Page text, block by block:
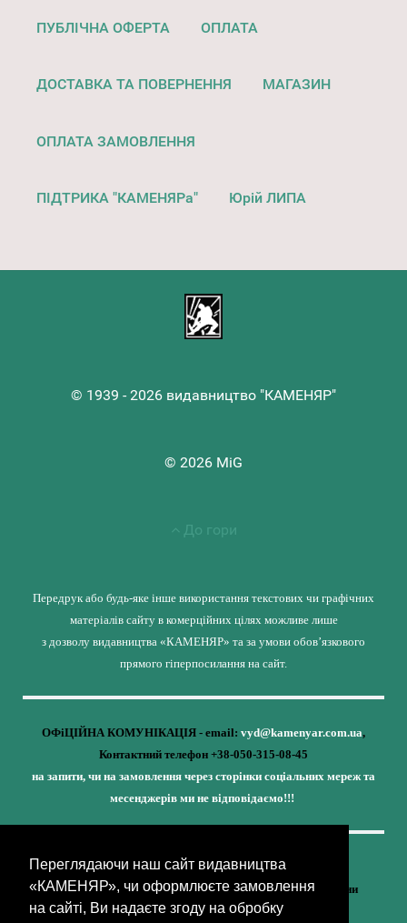
Переглядаючи наш сайт видавництва
«КАМЕНЯР», чи оформлюєте замовлення
на сайті, Ви надаєте згоду на обробку
ПУБЛІЧНА ОФЕРТА ОПЛАТА
ДОСТАВКА ТА ПОВЕРНЕННЯ МАГАЗИН
ОПЛАТА ЗАМОВЛЕННЯ
ПІДТРИКА "КАМЕНЯРа" Юрій ЛИПА
© 1939 - 2026 видавництво "КАМЕНЯР"
© 2026 MiG
До гори
Передрук або будь-яке інше використання текстових чи графічних
матеріалів сайту в комерційних цілях можливе лише
з дозволу видавництва «КАМЕНЯР» та за умови обов’язкового
прямого гіперпосилання на сайт.
ОФіЦІЙНА КОМУНІКАЦІЯ - email: vyd@kamenyar.com.ua,
Контактний телефон +38-050-315-08-45
на запити, чи на замовлення через сторінки соціальних мереж та
месенджерів ми не відповідаємо!!!
Кожне наше видання - це внесок у спротив,
у збереження ідентичності та неминучу перемогу України
(видавництво «КАМЕНЯР»)